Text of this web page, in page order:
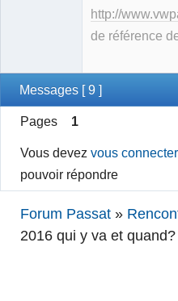
http://
de référence
Messages [ 9 ]
Pages 1
Vous devezvous connecter
pouvoir répondre
Forum Passat »
2016 qui y va et quand?